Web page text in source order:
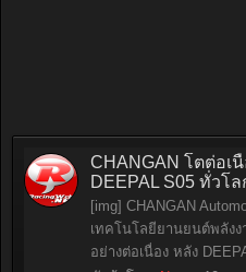
CHANGAN โตต่อเ
DEEPAL S05 ทั่วโ
[img] CHANGAN
เทคโนโลยียานยนต์พลังง
อย่างต่อเนื่อง หลัง